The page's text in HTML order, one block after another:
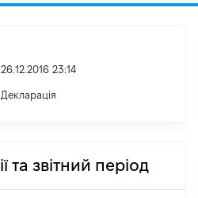
26.12.2016 23:14
Декларація
та звітний період